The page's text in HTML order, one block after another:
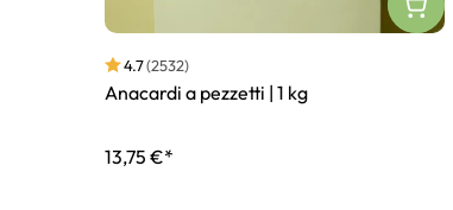
4.7(2532)
Anacardi a pezzetti | 1 kg
13,75 €*